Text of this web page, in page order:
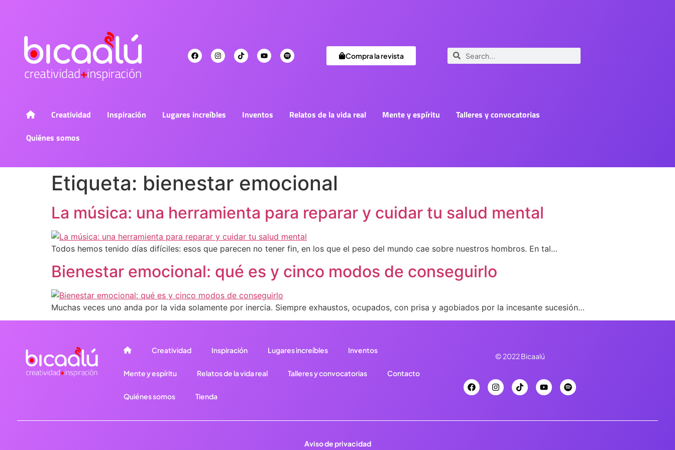
Compra la revista
Creatividad Inspiración Lugares increíbles Inventos Relatos de la vida real Mente y espíritu
Talleres y convocatorias
Quiénes somos
Etiqueta: bienestar emocional
La música: una herramienta para reparar y cuidar tu salud mental
Todos hemos tenido días difíciles: esos que parecen no tener fin, en los que el peso del mundo cae sobre nuestros hombros. En tal…
Bienestar emocional: qué es y cinco modos de conseguirlo
Muchas veces uno anda por la vida solamente por inercia. Siempre exhaustos, ocupados, con prisa y agobiados por la incesante sucesión…
Creatividad Inspiración Lugares increíbles Inventos
Mente y espíritu Relatos de la vida real Talleres y convocatorias Contacto
Quiénes somos Tienda
© 2022 Bicaalú
Aviso de privacidad